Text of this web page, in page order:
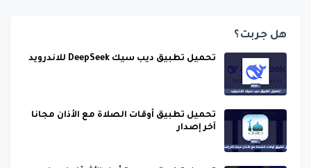
هل جربت؟
تحميل تطبيق ديب سيك DeepSeek للاندرويد
تحميل تطبيق أوقات الصلاة مع الأذان مجانا
آخر إصدار